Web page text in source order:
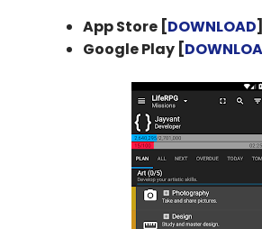
App Store [DOWNLOAD]
Google Play [